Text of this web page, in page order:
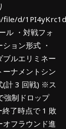
d/
ル ・対戦フォ
ョン形式 ・
ブルエリミネー
ーナメントシン
(計 3 回戦) ※ス
強制ドロップ
了時点で 1 敗
オフラウンド進